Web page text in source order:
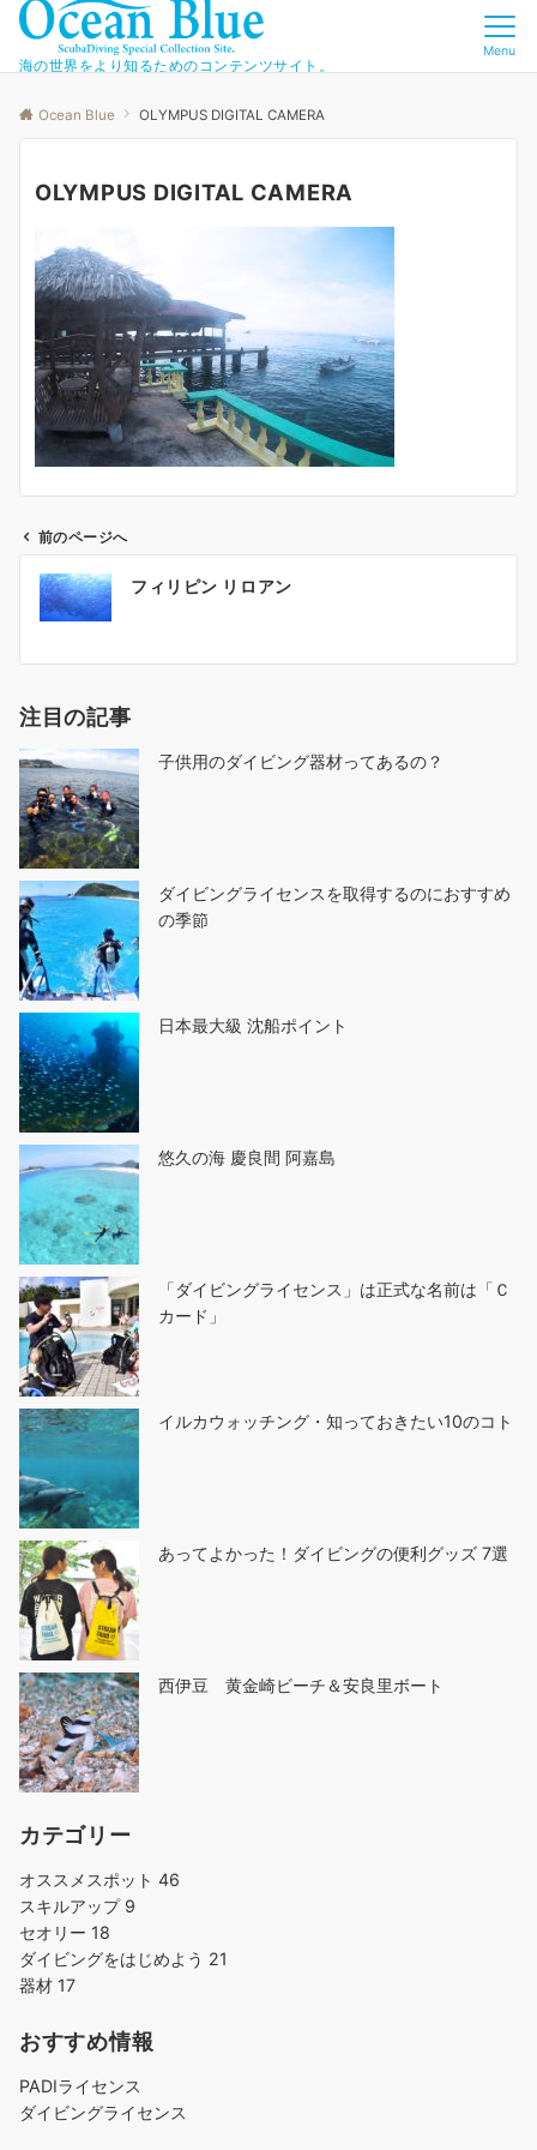
海の世界をより知るためのコンテンツサイト。
Menu
Ocean Blue OLYMPUS DIGITAL CAMERA
OLYMPUS DIGITAL CAMERA
ビ
ー
シ
ョ
ン
前のページへ
フィリピン リロアン
注目の記事
子供用のダイビング器材ってあるの？
ダイビングライセンスを取得するのにおすすめ
の季節
日本最大級 沈船ポイント
悠久の海 慶良間 阿嘉島
「ダイビングライセンス」は正式な名前は「Ｃ
カード」
イルカウォッチング・知っておきたい10のコト
あってよかった！ダイビングの便利グッズ 7選
西伊豆 黄金崎ビーチ＆安良里ボート
カテゴリー
オススメスポット 46
スキルアップ 9
セオリー 18
ダイビングをはじめよう 21
器材 17
おすすめ情報
PADIライセンス
ダイビングライセンス